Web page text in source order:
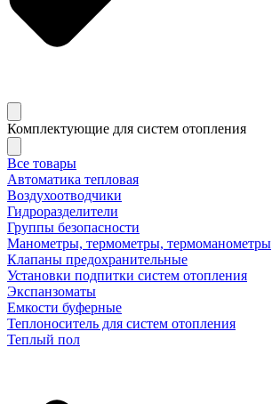
Комплектующие для систем отопления
Все товары
Автоматика тепловая
Воздухоотводчики
Гидроразделители
Группы безопасности
Манометры, термометры, термоманометры
Клапаны предохранительные
Установки подпитки систем отопления
Экспанзоматы
Емкости буферные
Теплоноситель для систем отопления
Теплый пол